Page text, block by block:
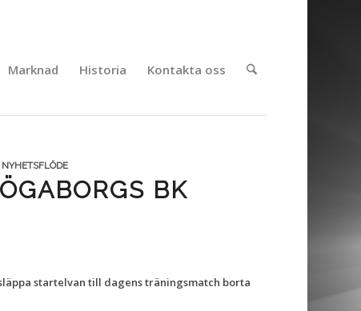
Marknad Historia Kontakta oss
NYHETSFLÖDE
BK
startelvan till dagens träningsmatch borta